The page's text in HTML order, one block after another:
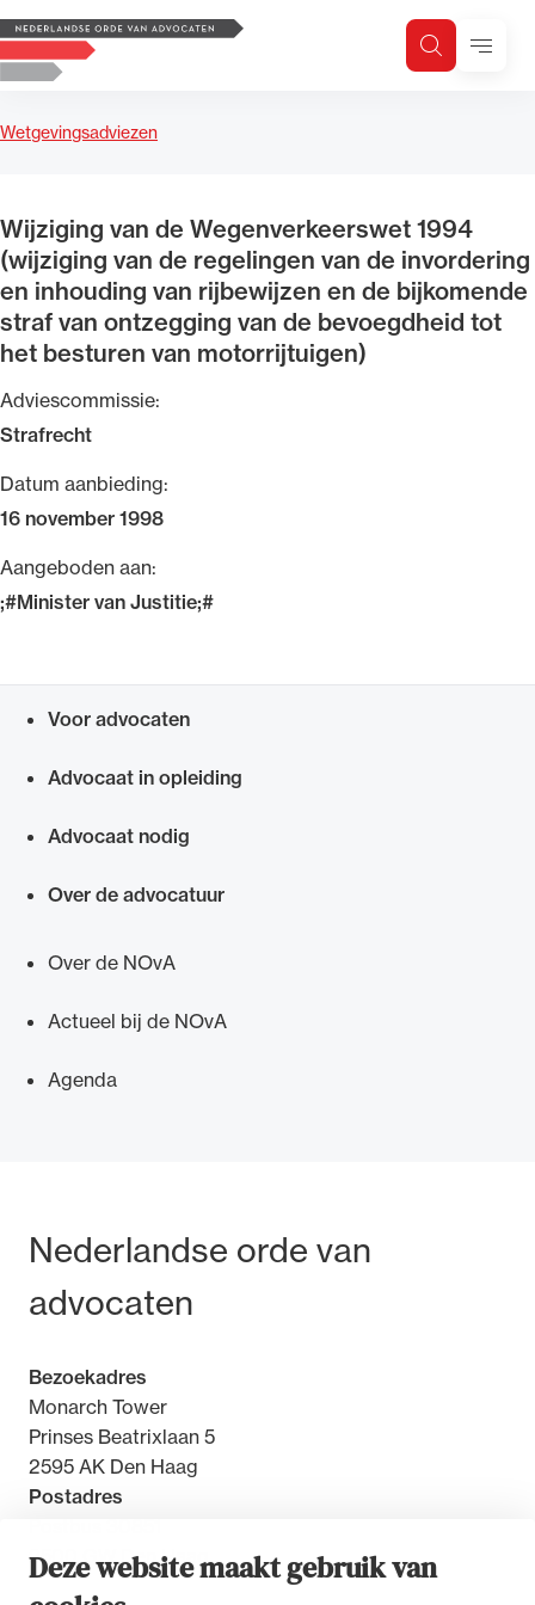
Deze website maakt gebruik van
Logo, to the homepage
ZoekenMenu
Wetgevingsadviezen
Wijziging van de Wegenverkeerswet 1994
(wijziging van de regelingen van de invordering
en inhouding van rijbewijzen en de bijkomende
straf van ontzegging van de bevoegdheid tot
het besturen van motorrijtuigen)
Adviescommissie:
Strafrecht
Datum aanbieding:
16 november 1998
Aangeboden aan:
;#Minister van Justitie;#
Voor advocaten
Advocaat in opleiding
Advocaat nodig
Over de advocatuur
Over de NOvA
Actueel bij de NOvA
Agenda
Bezoek- en postadres
Nederlandse orde van
advocaten
Bezoekadres
Monarch Tower
Prinses Beatrixlaan 5
2595 AK Den Haag
Postadres
2500 GW Den Haag
Zoeken
Zoek op trefwoord
Uitgelicht
Van de Advocatenwet tot de Verordening op
beroepsuitoefening: van de advocatenpas tot
geheimhoudernummers.